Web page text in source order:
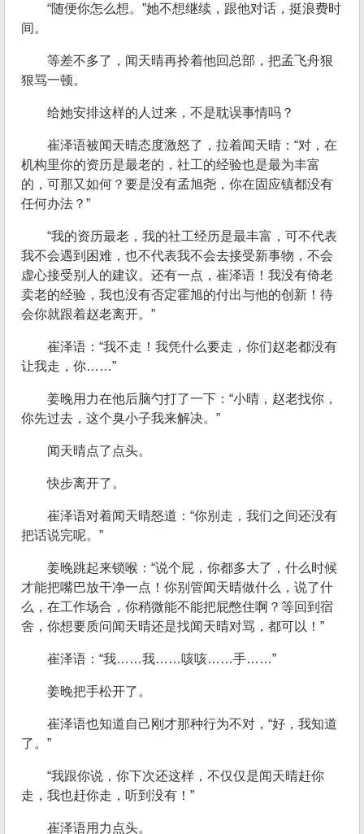
“随便你怎么想。”她不想继续，跟他对话，挺浪费时
间。
等差不多了，闻天晴再拎着他回总部，把孟飞舟狠
狠骂一顿。
给她安排这样的人过来，不是耽误事情吗？
崔泽语被闻天晴态度激怒了，拉着闻天晴：“对，在
机构里你的资历是最老的，社工的经验也是最为丰富
的，可那又如何？要是没有孟旭尧，你在固应镇都没有
任何办法？”
“我的资历最老，我的社工经历是最丰富，可不代表
我不会遇到困难，也不代表我不会去接受新事物，不会
虚心接受别人的建议。还有一点，崔泽语！我没有倚老
卖老的经验，我也没有否定霍旭的付出与他的创新！待
会你就跟着赵老离开。”
崔泽语：“我不走！我凭什么要走，你们赵老都没有
让我走，你……”
姜晚用力在他后脑勺打了一下：“小晴，赵老找你，
你先过去，这个臭小子我来解决。”
闻天晴点了点头。
快步离开了。
崔泽语对着闻天晴怒道：“你别走，我们之间还没有
把话说完呢。”
姜晚跳起来锁喉：“说个屁，你都多大了，什么时候
才能把嘴巴放干净一点！你别管闻天晴做什么，说了什
么，在工作场合，你稍微能不能把屁憋住啊？等回到宿
舍，你想要质问闻天晴还是找闻天晴对骂，都可以！”
崔泽语：“我……我……咳咳……手……”
姜晚把手松开了。
崔泽语也知道自己刚才那种行为不对，“好，我知道
了。”
“我跟你说，你下次还这样，不仅仅是闻天晴赶你
走，我也赶你走，听到没有！”
崔泽语用力点头。